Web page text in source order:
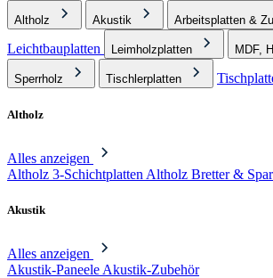
Altholz Akustik Arbeitsplatten &
Leichtbauplatten Leimholzplatten MDF,
Sperrholz Tischlerplatten
Altholz
Alles anzeigen
Altholz 3-Schichtplatten Altholz Bretter &
Akustik
Alles anzeigen
Akustik-Paneele Akustik-Zubehör